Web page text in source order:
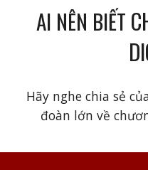
AI NÊN BIẾT
Hãy nghe chia sẻ
đoàn lớn về